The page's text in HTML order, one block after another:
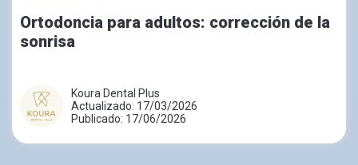
Ortodoncia para adultos: corrección de la
sonrisa
Koura Dental Plus
Actualizado: 17/03/2026
Publicado: 17/06/2026